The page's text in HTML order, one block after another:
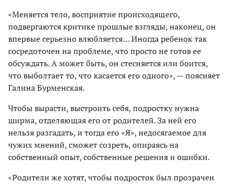
«Меняется тело, восприятие происходящего,
подвергаются критике прошлые взгляды, наконец, он
впервые серьезно влюбляется… Иногда ребенок так
сосредоточен на проблеме, что просто не готов ее
обсуждать. А может быть, он стесняется или боится,
что выболтает то, что касается его одного», — поясняет
Галина Бурменская.
Чтобы вырасти, выстроить себя, подростку нужна
ширма, отделяющая его от родителей. За ней его
нельзя разгадать, и тогда его «Я», недосягаемое для
чужих мнений, сможет созреть, опираясь на
собственный опыт, собственные решения и ошибки.
«Родители же хотят, чтобы подросток был прозрачен